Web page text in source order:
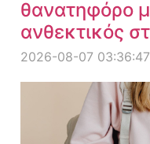
θανατηφόρο
ανθεκτικός
2026-08-07 03:36:47